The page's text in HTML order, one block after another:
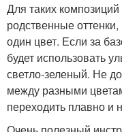
Для таких
родственные
один цвет. Если за
будет использовать
светло-зеленый. Не
между разными
переходить плавно и